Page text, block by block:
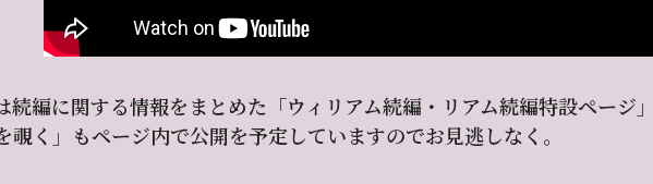
続編に関する情報をまとめた「ウィリアム続編・リアム続編特設ページ
覗く」もページ内で公開を予定していますのでお見逃しなく。